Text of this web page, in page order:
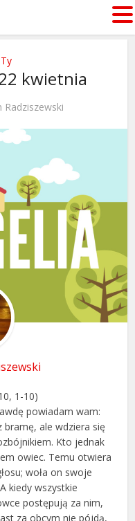
kwietnia
Radziszewski
1-10)
powiadam wam:
ale wdziera się
Kto jednak
owiec. Temu otwiera
woła on swoje
kiedy wszystkie
postępują za nim,
za obcym nie pójdą,